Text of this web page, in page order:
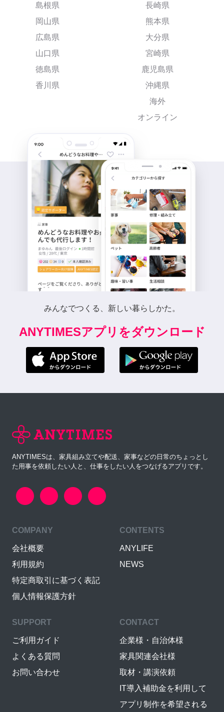
島根県
岡山県
広島県
山口県
徳島県
香川県
長崎県
熊本県
大分県
宮崎県
鹿児島県
沖縄県
海外
オンライン
みんなでつくる、新しい暮らしかた。
ANYTIMESアプリをダウンロード
ANYTIMESは、家具組み立てや配送、家事などの日常のちょっとし
た用事を依頼したい人と、仕事をしたい人をつなげるアプリです。
COMPANY
会社概要
利用規約
特定商取引に基づく表記
個人情報保護方針
CONTENTS
ANYLIFE
NEWS
SUPPORT
ご利用ガイド
よくある質問
お問い合わせ
CONTACT
企業様・自治体様
家具関連会社様
取材・講演依頼
IT導入補助金を利用して
アプリ制作を希望される